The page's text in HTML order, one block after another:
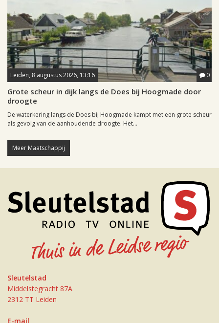
Leiden, 8 augustus 2026, 13:16 0
Grote scheur in dijk langs de Does bij Hoogmade door
droogte
De waterkering langs de Does bij Hoogmade kampt met een grote scheur
als gevolg van de aanhoudende droogte. Het...
Meer Maatschappij
Sleutelstad
Middelstegracht 87A
2312 TT Leiden
E-mail